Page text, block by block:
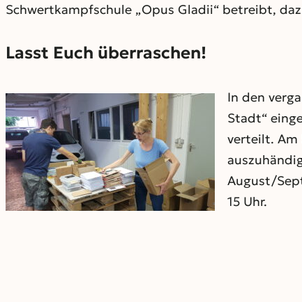
Schwertkampfschule „Opus Gladii“ betreibt,
Lasst Euch überraschen!
In den
Stadt“
verteilt. Am
August/
15 Uhr.